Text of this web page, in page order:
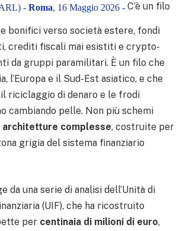
- Roma, 16 Maggio 2026 - C’è un filo
bonifici verso società estere, fondi
crediti fiscali mai esistiti e crypto-
da gruppi paramilitari. È un filo che
l’Europa e il Sud-Est asiatico, e che
riciclaggio di denaro e le frodi
cambiando pelle. Non più schemi
architetture complesse, costruite per
grigia del sistema finanziario
da una serie di analisi dell’Unità di
(UIF), che ha ricostruito
per centinaia di milioni di euro,